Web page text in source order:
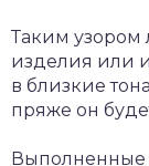
Таким узором
изделия или
в близкие
пряже он
Выполненные